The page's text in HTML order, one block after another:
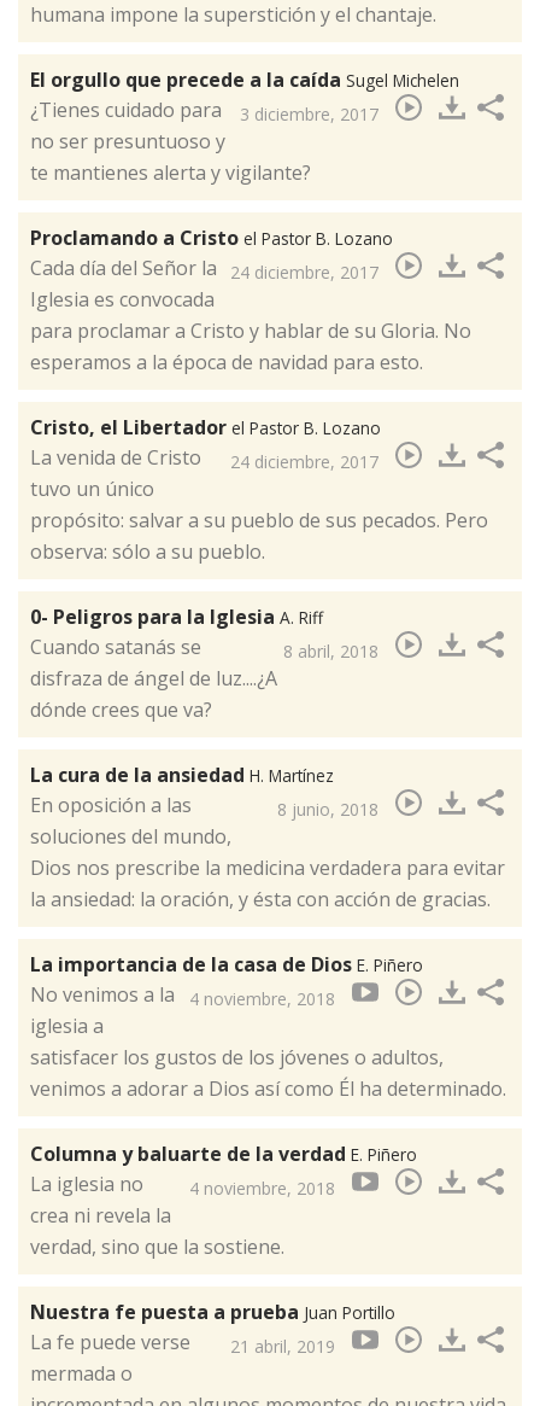
humana impone la superstición y el chantaje.​
El orgullo que precede a la caída Sugel Michelen
3 diciembre, 2017
¿Tienes cuidado para
no ser presuntuoso y
te mantienes alerta y vigilante?​
Proclamando a Cristo el Pastor B. Lozano
24 diciembre, 2017
Cada día del Señor la
Iglesia es convocada
para proclamar a Cristo y hablar de su Gloria. No
esperamos a la época de navidad para esto. ​
Cristo, el Libertador el Pastor B. Lozano
24 diciembre, 2017
​La venida de Cristo
tuvo un único
propósito: salvar a su pueblo de sus pecados. Pero
observa: sólo a su pueblo.
0- Peligros para la Iglesia A. Riff
8 abril, 2018
Cuando satanás se
disfraza de ángel de luz....¿A
dónde crees que va?​
La cura de la ansiedad H. Martínez
8 junio, 2018
En oposición a las
soluciones del mundo,
Dios nos prescribe la medicina verdadera para evitar
la ansiedad: la oración, y ésta con acción de gracias. ​
La importancia de la casa de Dios E. Piñero
4 noviembre, 2018
No venimos a la
iglesia a
satisfacer los gustos de los jóvenes o adultos,
venimos a adorar a Dios así como Él ha determinado.
Columna y baluarte de la verdad E. Piñero
4 noviembre, 2018
La iglesia no
crea ni revela la
verdad, sino que la sostiene.​
Nuestra fe puesta a prueba Juan Portillo
21 abril, 2019
La fe puede verse
mermada o